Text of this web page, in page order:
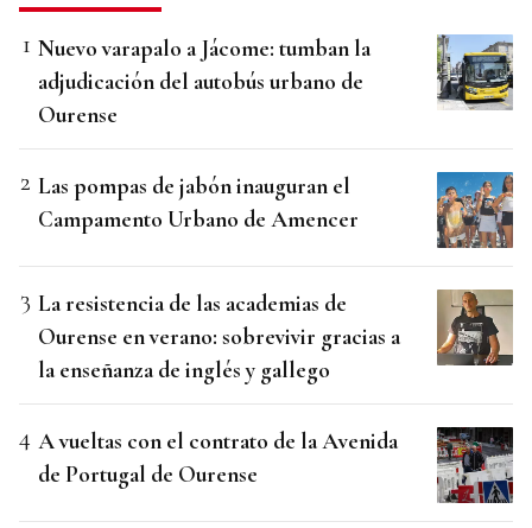
Nuevo varapalo a Jácome: tumban la
adjudicación del autobús urbano de
Ourense
Las pompas de jabón inauguran el
Campamento Urbano de Amencer
La resistencia de las academias de
Ourense en verano: sobrevivir gracias a
la enseñanza de inglés y gallego
A vueltas con el contrato de la Avenida
de Portugal de Ourense